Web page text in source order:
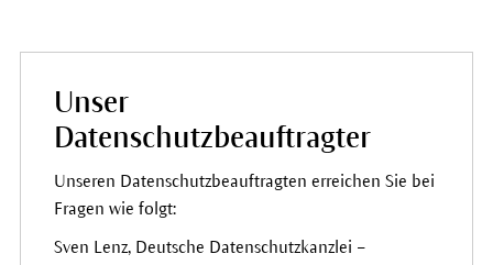
Unser
Datenschutzbeauftragter
Unseren Datenschutzbeauftragten erreichen Sie bei
Fragen wie folgt:
Sven Lenz, Deutsche Datenschutzkanzlei –